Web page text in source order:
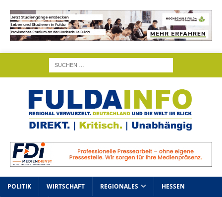
POLITIK WIRTSCHAFT REGIONALES HESSEN